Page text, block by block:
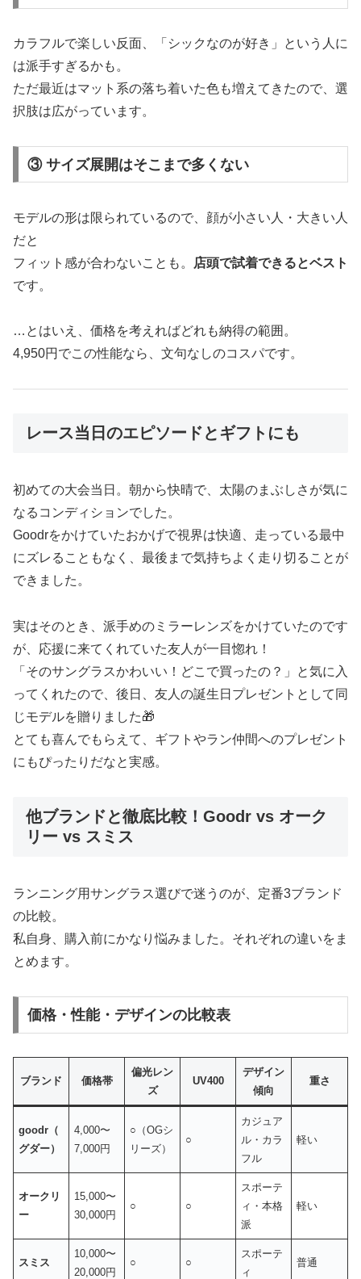
カラフルで楽しい反面、「シックなのが好き」という人に
は派手すぎるかも。
ただ最近はマット系の落ち着いた色も増えてきたので、選
択肢は広がっています。
③ サイズ展開はそこまで多くない
モデルの形は限られているので、顔が小さい人・大きい人
だと
フィット感が合わないことも。
店頭で試着できるとベスト
です。
…とはいえ、価格を考えればどれも納得の範囲。
4,950円でこの性能なら、文句なしのコスパです。
レース当日のエピソードとギフトにも
初めての大会当日。朝から快晴で、太陽のまぶしさが気に
なるコンディションでした。
Goodrをかけていたおかげで視界は快適、走っている最中
にズレることもなく、最後まで気持ちよく走り切ることが
できました。
実はそのとき、派手めのミラーレンズをかけていたのです
が、応援に来てくれていた友人が一目惚れ！
「そのサングラスかわいい！どこで買ったの？」と気に入
ってくれたので、後日、友人の誕生日プレゼントとして同
じモデルを贈りました🎁
とても喜んでもらえて、ギフトやラン仲間へのプレゼント
にもぴったりだなと実感。
他ブランドと徹底比較！Goodr vs オーク
リー vs スミス
ランニング用サングラス選びで迷うのが、定番3ブランド
の比較。
私自身、購入前にかなり悩みました。それぞれの違いをま
とめます。
価格・性能・デザインの比較表
ブランド 価格帯
偏光レン
ズ
UV400
デザイン
傾向
重さ
goodr（
グダー）
4,000〜
7,000円
○（OGシ
リーズ）
○
カジュア
ル・カラ
フル
軽い
オークリ
ー
15,000〜
30,000円
○ ○
スポーテ
ィ・本格
派
軽い
スミス
10,000〜
20,000円
○ ○
スポーテ
ィ
普通